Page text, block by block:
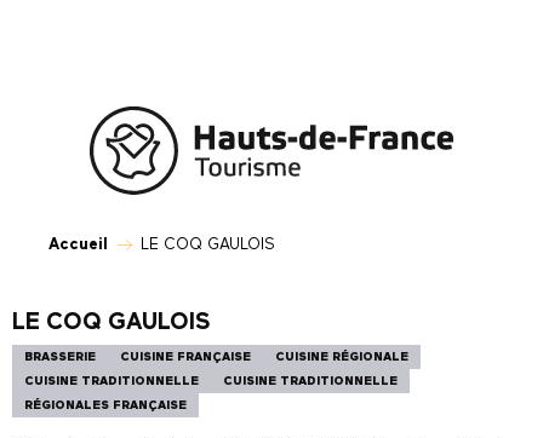
Accueil LE COQ GAULOIS
LE COQ GAULOIS
BRASSERIE CUISINE FRANÇAISE
CUISINE RÉGIONALE
CUISINE TRADITIONNELLE
CUISINE TRADITIONNELLE
RÉGIONALES FRANÇAISE